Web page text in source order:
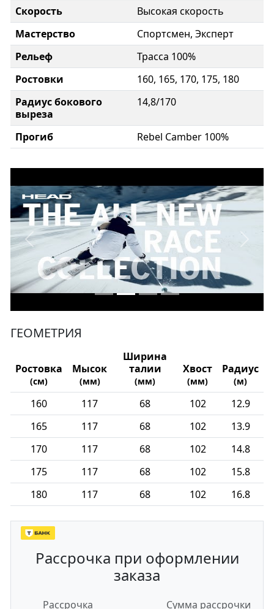
Скорость
Высокая скорость
Мастерство
Спортсмен, Эксперт
Рельеф
Трасса 100%
Ростовки
160, 165, 170, 175, 180
Радиус бокового
выреза
14,8/170
Прогиб Rebel Camber 100%
ГЕОМЕТРИЯ
Ростовка
(см)
Мысок
(мм)
Ширина
талии
(мм)
Хвост
(мм)
Радиус
(м)
160 117 68 102
12.9
165
117 68 102
13.9
170
117 68 102
14.8
175
117 68 102
15.8
180
117 68 102 16.8
Рассрочка при оформлении
заказа
Рассрочка Сумма рассрочки